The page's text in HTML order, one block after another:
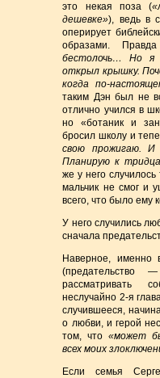
это некая поза (
дешевке»), ведь в
оперирует
образами.
бестолочь… Но
открыл крышку.
когда по-
таким Дэн был не
отлично учился в
но «ботаник и
бросил школу и
свою прожигаю.
Планирую к
же у него случилось
мальчик не смог и
всего, что было ему
У него случились
сначала
Наверное, именно
(предательство
рассматривать
неслучайно 2-я
случившееся,
о любви, и герой
том, что«может
всех моих
Если семья